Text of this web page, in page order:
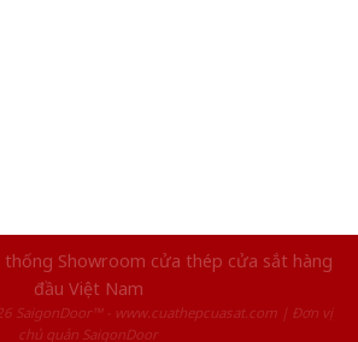
thống Showroom cửa thép cửa sắt hàng
đầu Việt Nam
SaigonDoor™ - www.cuathepcuasat.com | Đơn vị
chủ quản SaigonDoor